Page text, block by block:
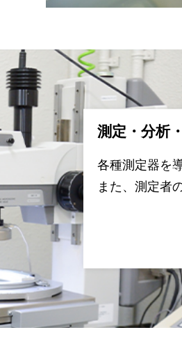
測定・分析
各種測定器を
また、測定者